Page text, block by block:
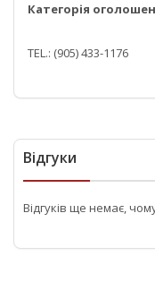
Категорія
TEL.: (905) 433-1176
Відгуки
Відгуків ще немає,